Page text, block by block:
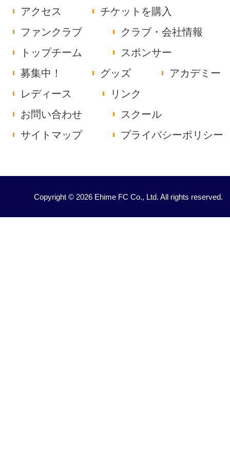
アクセス
チケットを購入
ファンクラブ
クラブ・会社情報
トップチーム
スポンサー
募集中！
グッズ
アカデミー
レディース
リンク
お問い合わせ
スクール
サイトマップ
プライバシーポリシー
Copyright © 2026 Ehime FC Co., Ltd. All rights reserved.